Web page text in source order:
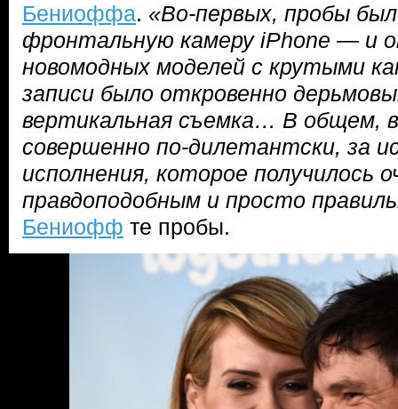
Бениоффа. «Во-первых, пробы
фронтальную камеру iPhone — и
новомодных моделей с крутыми
записи было откровенно
вертикальная съемка… В общем,
совершенно по-дилетантски, за
исполнения, которое получилось
правдоподобным и просто
Бениофф те пробы.